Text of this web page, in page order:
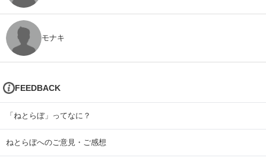
モナキ
FEEDBACK
「ねとらぼ」ってなに？
ねとらぼへのご意見・ご感想